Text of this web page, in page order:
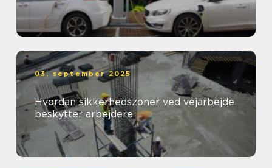
03. september 2025
Hvordan sikkerhedszoner ved vejarbejde
beskytter arbejdere